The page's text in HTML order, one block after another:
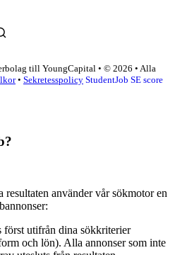
till YoungCapital • © 2026 • Alla
• Sekretesspolicy StudentJob SE score
resultaten använder vår sökmotor en
utifrån dina sökkriterier
och lön). Alla annonser som inte